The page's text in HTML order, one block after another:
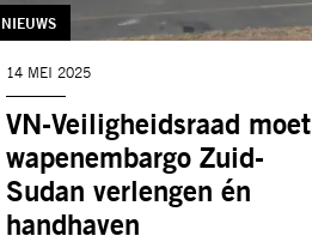
VN-Veiligheidsraad moet
wapenembargo Zuid-
Sudan verlengen én
handhaven
TAG:
NIEUWS
DATUM:
14 MEI 2025